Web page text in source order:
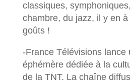
classiques,
chambre, du jazz, il y en
goûts !
-France Télévisions lance
éphémère dédiée à la
de la TNT. La chaîne